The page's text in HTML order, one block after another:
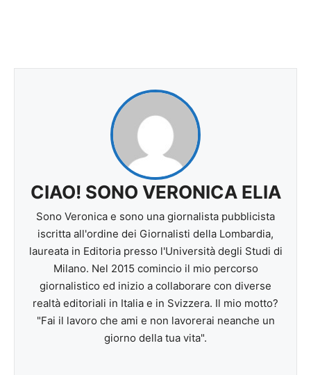
CIAO! SONO VERONICA ELIA
Sono Veronica e sono una giornalista pubblicista
iscritta all'ordine dei Giornalisti della Lombardia,
laureata in Editoria presso l'Università degli Studi di
Milano. Nel 2015 comincio il mio percorso
giornalistico ed inizio a collaborare con diverse
realtà editoriali in Italia e in Svizzera. Il mio motto?
"Fai il lavoro che ami e non lavorerai neanche un
giorno della tua vita".